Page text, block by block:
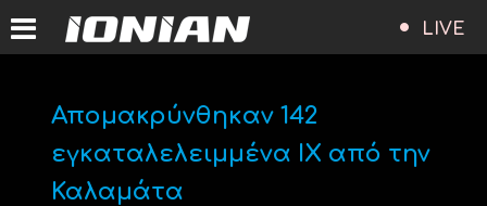
LIVE
Απομακρύνθηκαν 142
εγκαταλελειμμένα ΙΧ από την
Καλαμάτα